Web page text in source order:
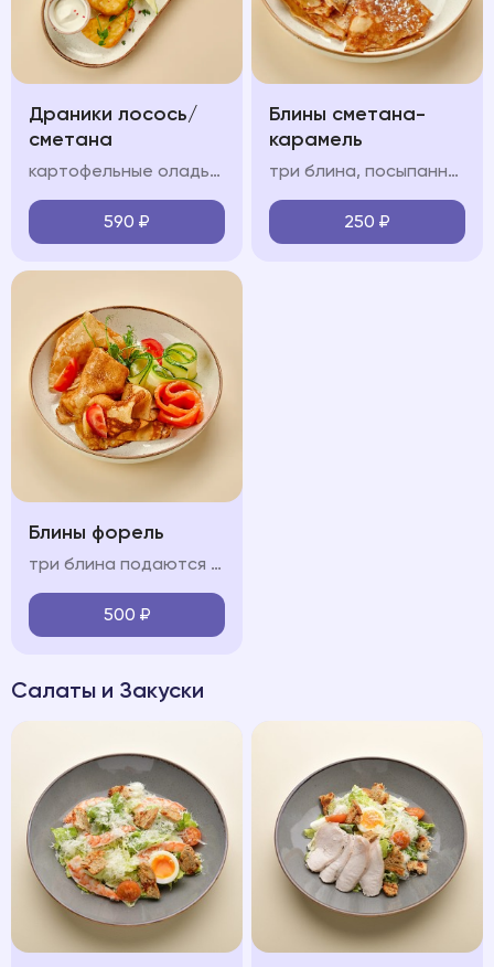
Драники лосось/
сметана
картофельные оладьи, форель, помидоры черри, сметанно-сливочный крем, огурец, зелень
590 ₽
Блины сметана-
карамель
три блина, посыпанные сахарной пудрой подаются с карамелью, сметаной или сгущенным молоком (на выбор)
250 ₽
Блины форель
три блина подаются с форелью, огурцом и крем-фрешем
500 ₽
Салаты и Закуски